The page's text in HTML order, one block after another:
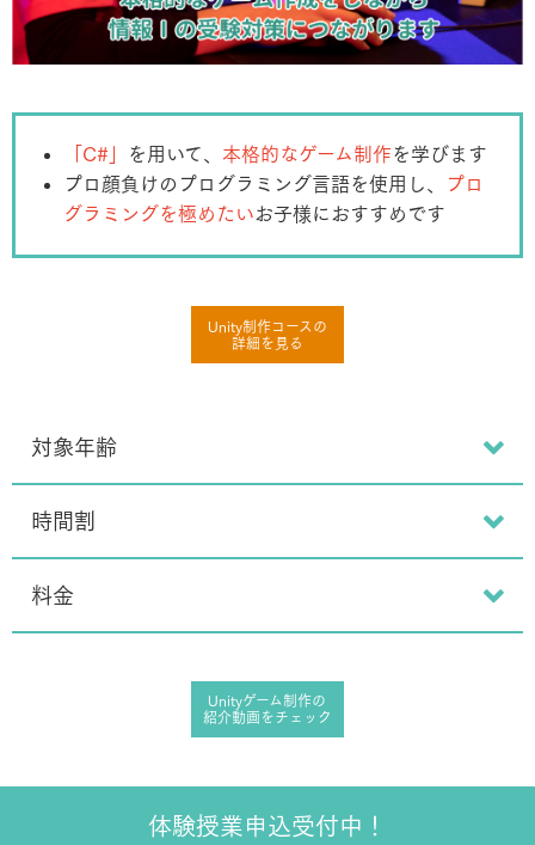
「C#」 を⽤いて、 本格的なゲーム制作を学びます
プロ顔負けのプログラミング言語を使用し、
プロ
グラミングを極めたいお子様におすすめです
Unity制作コースの
詳細を見る
対象年齢
時間割
料金
Unityゲーム制作の
紹介動画をチェック
体験授業申込受付中！